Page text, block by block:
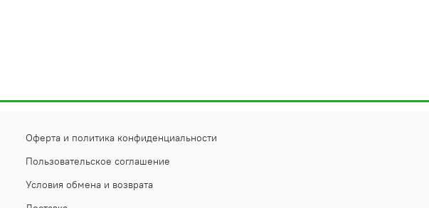
Оферта и политика конфиденциальности
Пользовательское соглашение
Условия обмена и возврата